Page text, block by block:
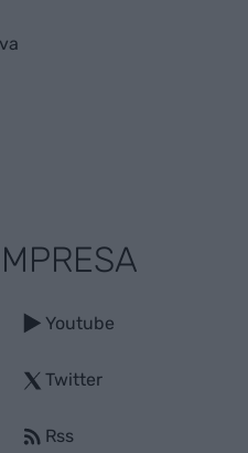
Youtube
Twitter
Rss